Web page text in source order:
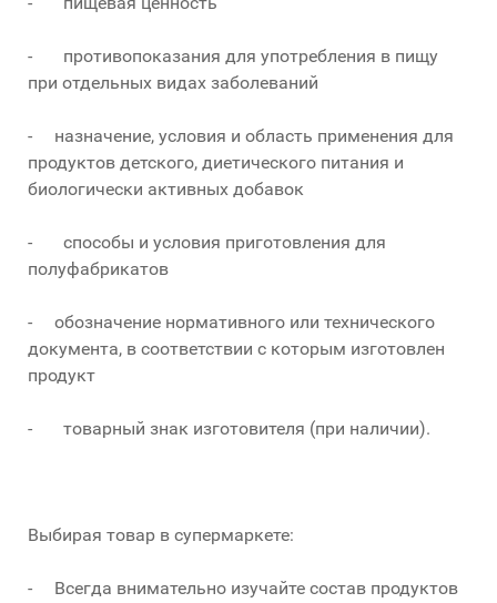
- противопоказания для употребления в пищу
при отдельных видах заболеваний
- назначение, условия и область применения для
продуктов детского, диетического питания и
биологически активных добавок
- способы и условия приготовления для
полуфабрикатов
- обозначение нормативного или технического
документа, в соответствии с которым изготовлен
продукт
- товарный знак изготовителя (при наличии).
Выбирая товар в супермаркете:
- Всегда внимательно изучайте состав продуктов